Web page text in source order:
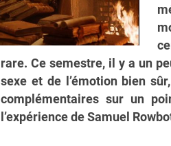
rare. Ce semestre, il y a un
sexe et de l’émotion bien
complémentaires sur un
l’expérience de Samuel